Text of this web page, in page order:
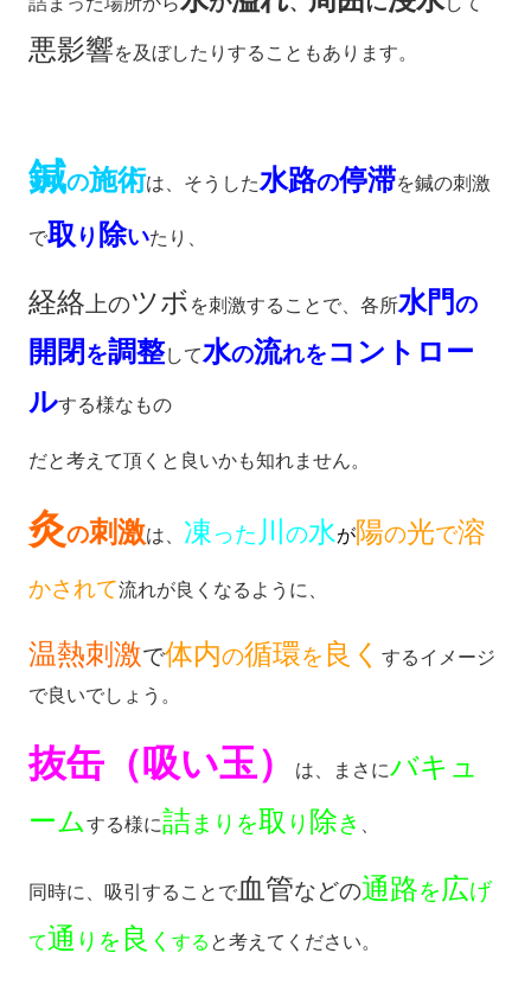
悪影響を及ぼしたりすることもあります。
鍼の施術は、そうした水路の停滞を鍼の刺激
で取 り 除いたり、
経絡 上のツボ を刺激することで、各所水門の
開閉 を調整して水の流れをコントロー
ルする様なもの
だと考えて頂くと良いかも知れません。
灸の刺激は、 凍 った 川 の水が陽の光で溶
かされて流れが良くなるように、
温熱刺激で体内の循環を 良く するイメージ
で良いでしょう。
抜缶（吸い玉） は、まさにバキュ
ームする様に詰 まりを取 り 除き
同時に、吸引することで血管などの通路を広げ
て通 りを 良 く する と考えてください。